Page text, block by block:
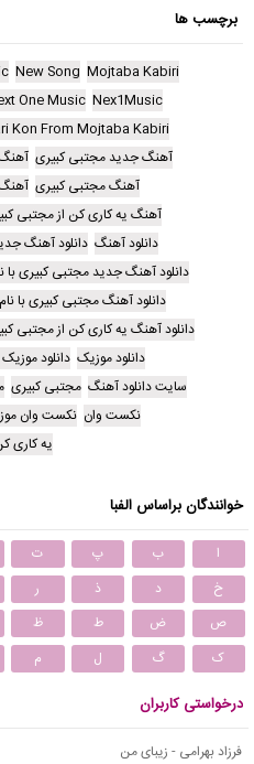
برچسب ها
Mojtaba Kabiri
New Song
Nex1Music
One Music
Kon From Mojtaba Kabiri
آهنگ جدید مجتبی کبیری
آهنگ مجتبی کبیری
آهنگ یه کاری کن از مجتبی
دانلود آهنگ دانلود آهنگ
دانلود آهنگ جدید مجتبی کبیری با
دانلود آهنگ مجتبی کبیری با
دانلود آهنگ یه کاری کن از مجتبی
دانلود موزیک دانلود
سایت دانلود آهنگ مجتبی کبیری
نکست وان نکست وان
یه کاری
خوانندگان براساس الفبا
ا ب پ ت
خ
د ذ ر
ص
ض ط ظ
ک
گ ل م
درخواستی کاربران
فرزاد بهرامی - زیبای من